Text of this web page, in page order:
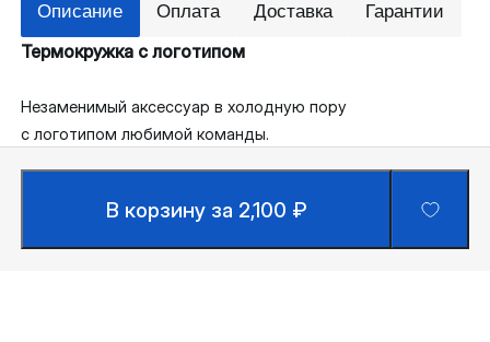
Описание Оплата Доставка Гарантии
Термокружка с логотипом
Незаменимый аксессуар в холодную пору
с логотипом любимой команды.
В корзину за 2,100 ₽